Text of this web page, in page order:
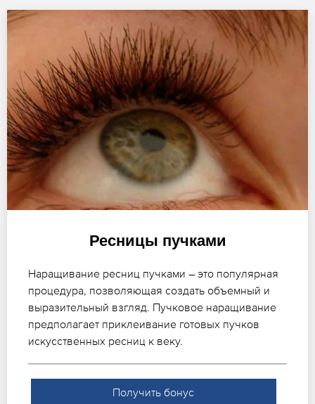
Ресницы пучками
Наращивание ресниц пучками – это популярная
процедура, позволяющая создать объемный и
выразительный взгляд. Пучковое наращивание
предполагает приклеивание готовых пучков
искусственных ресниц к веку.
Получить бонус